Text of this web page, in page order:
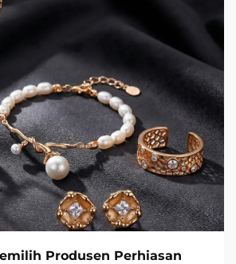
Produsen Perhiasan